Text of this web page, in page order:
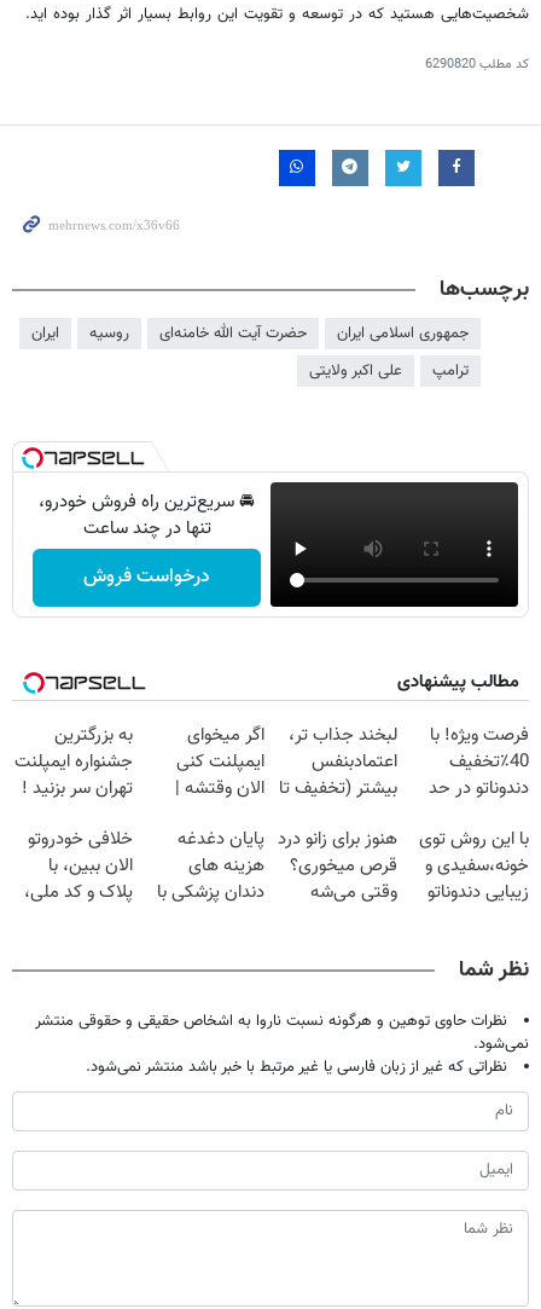
شخصیت‌هایی هستید که در توسعه و تقویت این روابط بسیار اثر گذار بوده اید.
کد مطلب6290820
برچسب‌ها
جمهوری اسلامی ایران حضرت آیت الله خامنه‌ای روسیه
ایران
ترامپ
علی اکبر ولایتی
🚘 سریع‌ترین راه فروش خودرو،
تنها در چند ساعت
درخواست فروش
مطالب پیشنهادی
فرصت ویژه! با
40٪تخفیف
دندوناتو در حد
کن
لبخند جذاب تر،
اعتمادبنفس
بیشتر (تخفیف تا
اگر میخوای
ایمپلنت کنی
الان وقتشه |
میلیون تومان!!!
به بزرگترین
جشنواره ایمپلنت
تهران سر بزنید !
میلیون !
با این روش توی
خونه،سفیدی و
زیبایی دندوناتو
هنوز برای زانو درد
قرص میخوری؟
وقتی می‌شه
پایان دغدغه
هزینه های
دندان پزشکی با
خلافی خودروتو
الان ببین، با
پلاک و کد ملی،
نظر شما
نظرات حاوی توهین و هرگونه نسبت ناروا به اشخاص حقیقی و حقوقی منتشر
نمی‌شود.
نظراتی که غیر از زبان فارسی یا غیر مرتبط با خبر باشد منتشر نمی‌شود.